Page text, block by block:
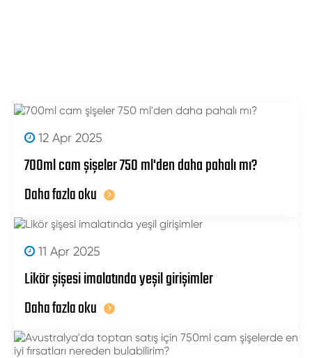
12 Apr 2025
700ml cam şişeler 750 ml'den daha pahalı mı?
Daha fazla oku
11 Apr 2025
Likör şişesi imalatında yeşil girişimler
Daha fazla oku